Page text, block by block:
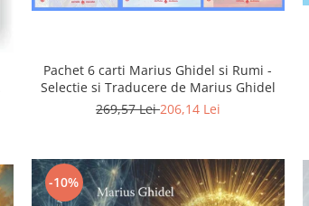
Pachet 6 carti Marius Ghidel si Rumi -
Selectie si Traducere de Marius Ghidel
269,57 Lei206,14 Lei
-10%